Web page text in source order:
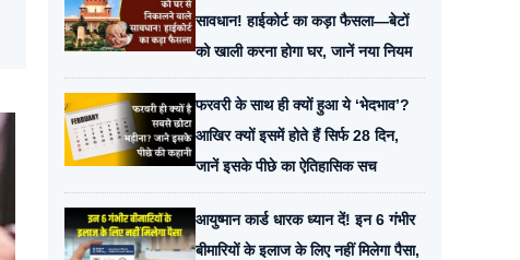
सावधान! हाईकोर्ट का कड़ा फैसला—बेटों
को खाली करना होगा घर, जानें नया नियम
फरवरी के साथ ही क्यों हुआ ये ‘भेदभाव’?
आखिर क्यों इसमें होते हैं सिर्फ 28 दिन,
जानें इसके पीछे का ऐतिहासिक सच
आयुष्मान कार्ड धारक ध्यान दें! इन 6 गंभीर
बीमारियों के इलाज के लिए नहीं मिलेगा पैसा,